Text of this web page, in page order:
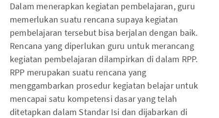
Dalam menerapkan kegiatan pembelajaran, guru
memerlukan suatu rencana supaya kegiatan
pembelajaran tersebut bisa berjalan dengan baik.
Rencana yang diperlukan guru untuk merancang
kegiatan pembelajaran dilampirkan di dalam RPP.
RPP merupakan suatu rencana yang
menggambarkan prosedur kegiatan belajar untuk
mencapai satu kompetensi dasar yang telah
ditetapkan dalam Standar Isi dan dijabarkan di